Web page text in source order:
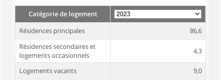
Catégorie de logement
Résidences principales
86,6
Résidences secondaires et
logements occasionnels
4,3
Logements vacants
9,0